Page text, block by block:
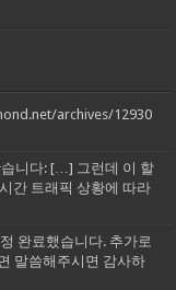
archives/12930
니다: […] 그런데 이 할
간 트래픽 상황에 따라
완료했습니다. 추가로
말씀해주시면 감사하